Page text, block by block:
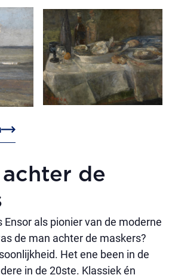
achter de
als pionier van de moderne
de man achter de maskers?
Het ene been in de
in de 20ste. Klassiek én